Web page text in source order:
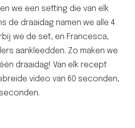
we een setting die van elk
de draaidag namen we alle 4
we de set, en Francesca,
aankleedden. Zo maken we
draaidag! Van elk recept
video van 60 seconden,